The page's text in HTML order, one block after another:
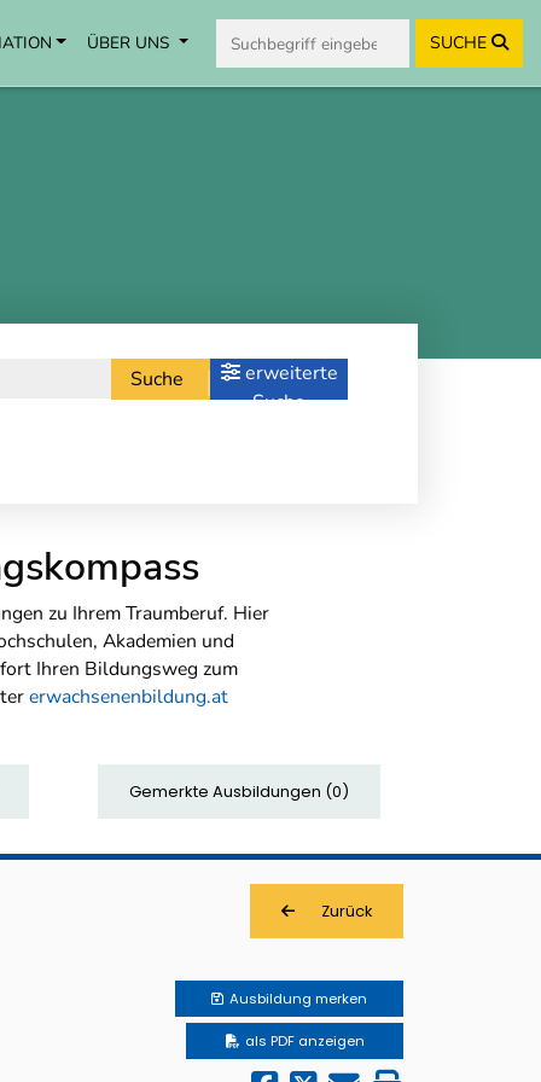
ÜBER UNS SUCHE
Suche
erweiterte
Suche
zu Ihrem Traumberuf. Hier
Akademien und
Ihren Bildungsweg zum
erwachsenenbildung.at
Gemerkte Ausbildungen (0)
Zurück
Ausbildung merken
als PDF anzeigen